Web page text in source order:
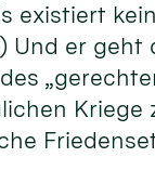
existiert
Und er
Kriege